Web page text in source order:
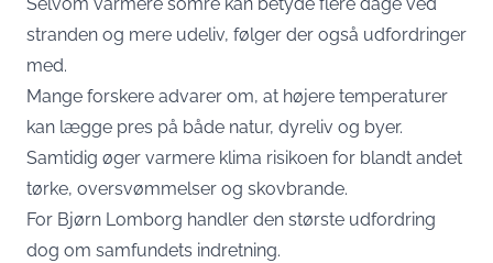
stranden og mere udeliv, følger der også udfordringer
med.
Mange forskere advarer om, at højere temperaturer
kan lægge pres på både natur, dyreliv og byer.
Samtidig øger varmere klima risikoen for blandt andet
tørke, oversvømmelser og skovbrande.
For Bjørn Lomborg handler den største udfordring
dog om samfundets indretning.